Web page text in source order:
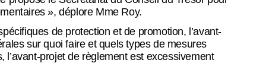
», déplore Mme Roy.
de protection et de promotion, l’avant-
sur quoi faire et quels types de mesures
projet de règlement est excessivement